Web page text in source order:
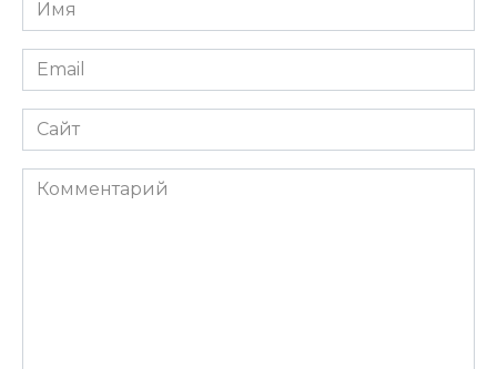
*
Email
*
Сайт
Комментарий